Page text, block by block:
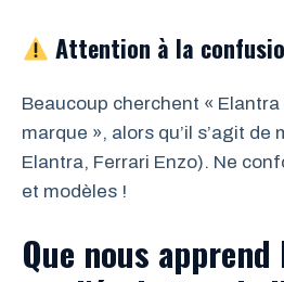
Attention à la
Beaucoup cherchent «
marque », alors qu’il s’agit de
Elantra, Ferrari Enzo). Ne
et modèles !
Que nous